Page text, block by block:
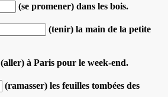
(se promener) dans les bois.
(tenir) la main de la petite
(aller) à Paris pour le week-end.
(ramasser) les feuilles tombées des